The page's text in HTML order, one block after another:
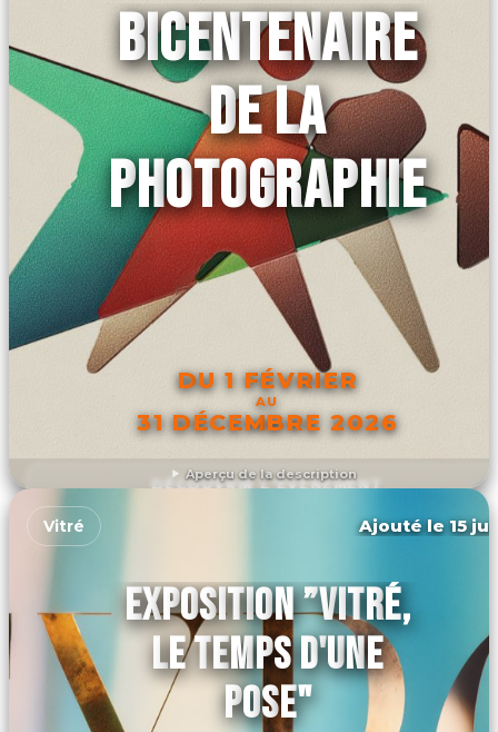
Aperçu de la description
BICENTENAIRE
DE LA
PHOTOGRAPHIE
DU 1 FÉVRIER
AU
31 DÉCEMBRE 2026
DÉCOUVRIR L'ÉVÉNEMENT
Vitré Ajouté le 15
EXPOSITION ”VITRÉ,
LE TEMPS D'UNE
POSE"